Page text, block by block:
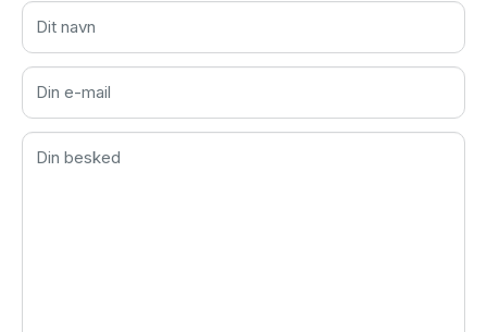
Dit navn
Din e-mail
Din besked